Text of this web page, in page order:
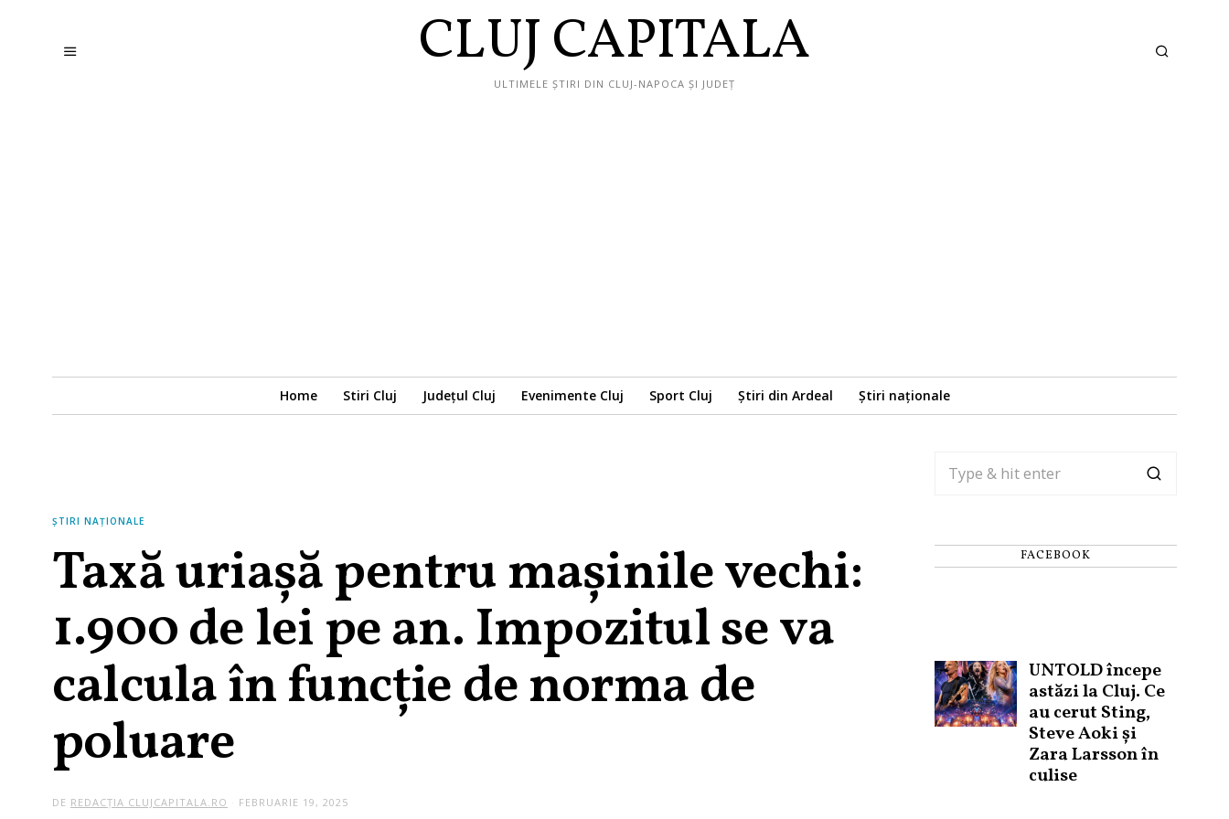
CLUJ CAPITALA
ULTIMELE ȘTIRI DIN CLUJ-NAPOCA ȘI JUDEȚ
Home Stiri Cluj Județul Cluj Evenimente Cluj Sport Cluj Știri din Ardeal Știri naționale
ȘTIRI NAȚIONALE
Taxă uriașă pentru mașinile vechi:
1.900 de lei pe an. Impozitul se va
calcula în funcție de norma de
poluare
DE REDACȚIA CLUJCAPITALA.RO FEBRUARIE 19, 2025
FACEBOOK
UNTOLD începe
astăzi la Cluj. Ce
au cerut Sting,
Steve Aoki și
Zara Larsson în
culise